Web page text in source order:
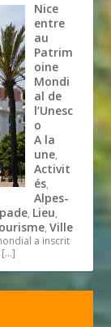
Nice
entre
au
Patrim
oine
Mondi
al de
l’Unesc
o
A la
une,
Activit
és,
Alpes-
, Lieu,
,Ville
a inscrit
[…]